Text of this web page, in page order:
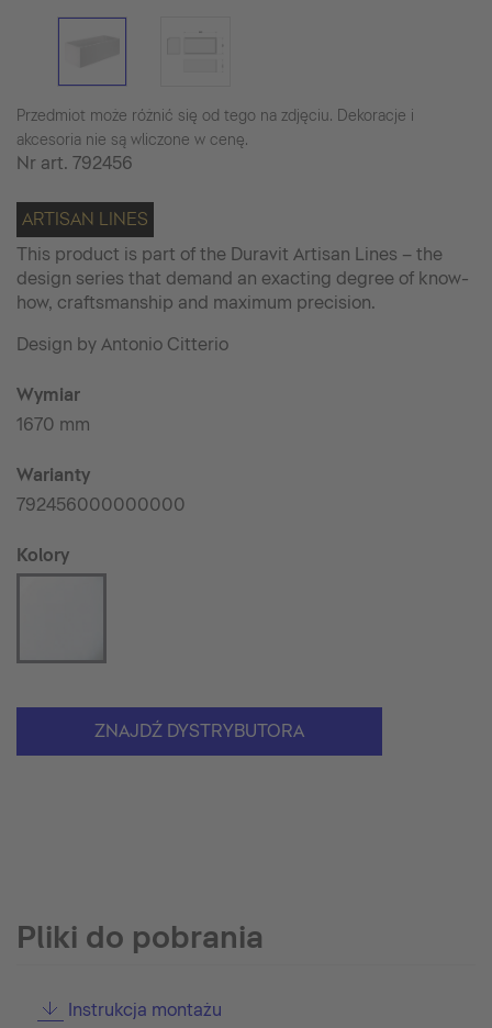
Przedmiot może różnić się od tego na zdjęciu. Dekoracje i
akcesoria nie są wliczone w cenę.
Nr art. 792456
ARTISAN LINES
This product is part of the Duravit Artisan Lines – the
design series that demand an exacting degree of know-
how, craftsmanship and maximum precision.
Design by Antonio Citterio
Wymiar
1670 mm
Warianty
792456000000000
Kolory
ZNAJDŹ DYSTRYBUTORA
Pliki do pobrania
Instrukcja montażu